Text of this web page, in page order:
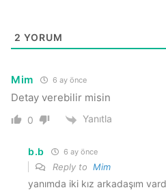
2 YORUM
Mim 6 ay önce
Detay verebilir misin
0 Yanıtla
b.b 6 ay önce
Reply to Mim
yanımda iki kız arkadaşım